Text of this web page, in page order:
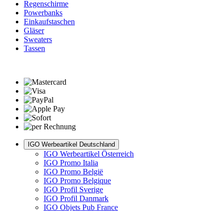
Regenschirme
Powerbanks
Einkaufstaschen
Gläser
Sweaters
Tassen
IGO Werbeartikel Deutschland
IGO Werbeartikel Österreich
IGO Promo Italia
IGO Promo België
IGO Promo Belgique
IGO Profil Sverige
IGO Profil Danmark
IGO Objets Pub France